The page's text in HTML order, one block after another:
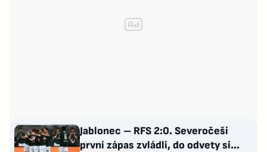
Jablonec – RFS 2:0. Severočeši
první zápas zvládli, do odvety si